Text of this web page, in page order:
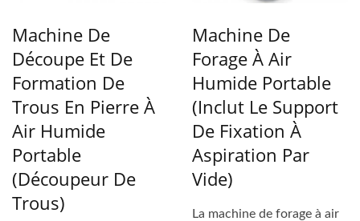
Machine De
Découpe Et De
Formation De
Trous En Pierre À
Air Humide
Portable
(découpeur De
Trous)
Machine De
Forage À Air
Humide Portable
(inclut Le Support
De Fixation À
Aspiration Par
Vide)
La machine de forage à air